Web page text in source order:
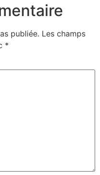
publiée. Les champs
*